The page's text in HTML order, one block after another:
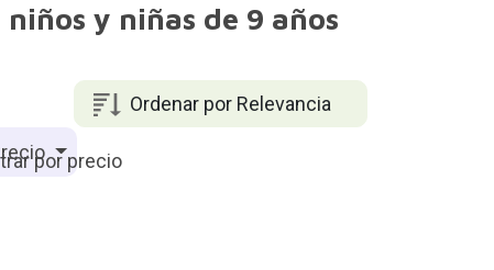
y niñas de 9 años
Ordenar por Relevancia